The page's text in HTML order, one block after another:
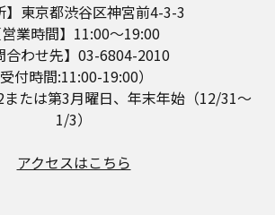
】東京都渋谷区神宮前4-3-3
営業時間】11:00～19:00
合わせ先】03-6804-2010
付時間:11:00-19:00）
たは第3月曜日、年末年始（12/31～
1/3）
アクセスはこちら